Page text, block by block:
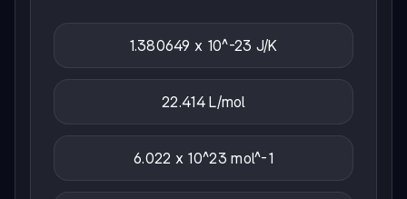
1.380649 x 10^-23 J/K
22.414 L/mol
6.022 x 10^23 mol^-1